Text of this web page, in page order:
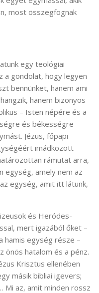
most összegfognak
egy teológiai
a gondolat, hogy legyen
bennünket, hanem ami
hanem bizonyos
– Isten népére és a
és békességre
Jézus, főpapi
imádkozott
rámutat arra,
egység, amely nem az
egység, amit itt látunk,
és Heródes-
mert igazából őket –
hamis egység része –
önös hatalom és a pénz.
Krisztus ellenében
másik bibliai igevers;
Mi az, amit minden rossz